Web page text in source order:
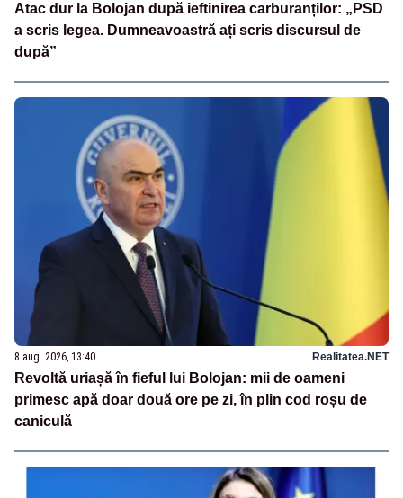
Atac dur la Bolojan după ieftinirea carburanților: „PSD
a scris legea. Dumneavoastră ați scris discursul de
după”
8 aug. 2026, 13:40 Realitatea.NET
Revoltă uriașă în fieful lui Bolojan: mii de oameni
primesc apă doar două ore pe zi, în plin cod roșu de
caniculă